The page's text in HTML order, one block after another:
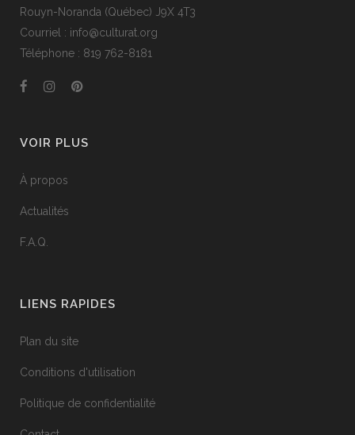
Rouyn-Noranda (Québec) J9X 4T3
Courriel : info@culturat.org
Téléphone : 819 762-8181
VOIR PLUS
À propos
Actualités
F.A.Q.
LIENS RAPIDES
Plan du site
Conditions d'utilisation
Politique de confidentialité